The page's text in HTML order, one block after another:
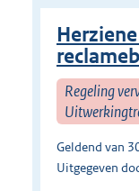
Regeling
Geldend van
Uitgegeven